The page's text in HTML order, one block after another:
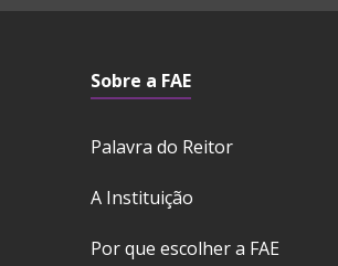
Sobre a FAE
Palavra do Reitor
A Instituição
Por que escolher a FAE